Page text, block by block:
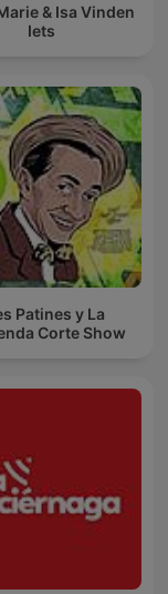
& Isa Vinden
Iets
Patines y La
Corte Show